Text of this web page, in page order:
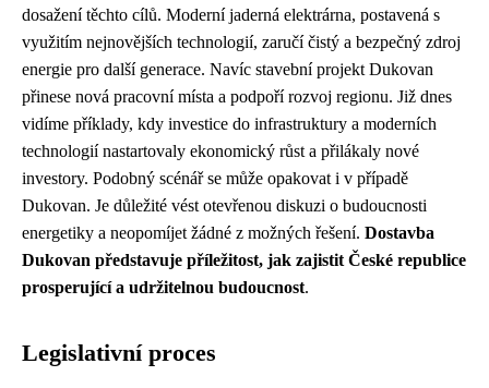
dosažení těchto cílů. Moderní jaderná elektrárna, postavená s
využitím nejnovějších technologií, zaručí čistý a bezpečný zdroj
energie pro další generace. Navíc stavební projekt Dukovan
přinese nová pracovní místa a podpoří rozvoj regionu. Již dnes
vidíme příklady, kdy investice do infrastruktury a moderních
technologií nastartovaly ekonomický růst a přilákaly nové
investory. Podobný scénář se může opakovat i v případě
Dukovan. Je důležité vést otevřenou diskuzi o budoucnosti
energetiky a neopomíjet žádné z možných řešení. Dostavba
Dukovan představuje příležitost, jak zajistit České republice
prosperující a udržitelnou budoucnost.
Legislativní proces